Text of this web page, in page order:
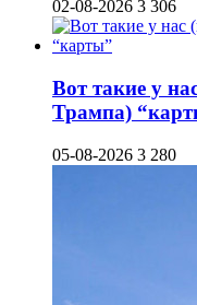
02-08-2026 3 306
Вот такие у
Трампа)
05-08-2026 3 280